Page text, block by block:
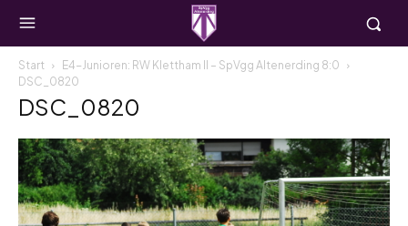
Start
E4-Junioren: RW Klettham II – SpVgg Altenerding 8:0
DSC_0820
DSC_0820